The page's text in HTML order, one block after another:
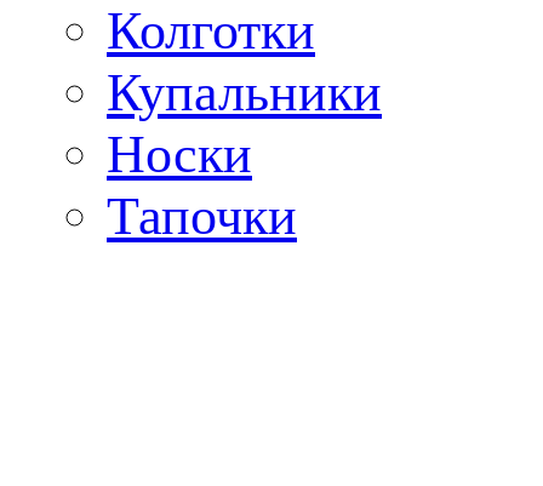
Колготки
Купальники
Носки
Тапочки